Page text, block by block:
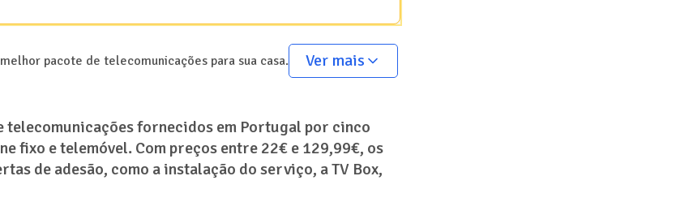
pacote de telecomunicações para sua casa. Ver mais
telecomunicações fornecidos em Portugal por cinco
fixo e telemóvel. Com preços entre 22€ e 129,99€, os
de adesão, como a instalação do serviço, a TV Box,